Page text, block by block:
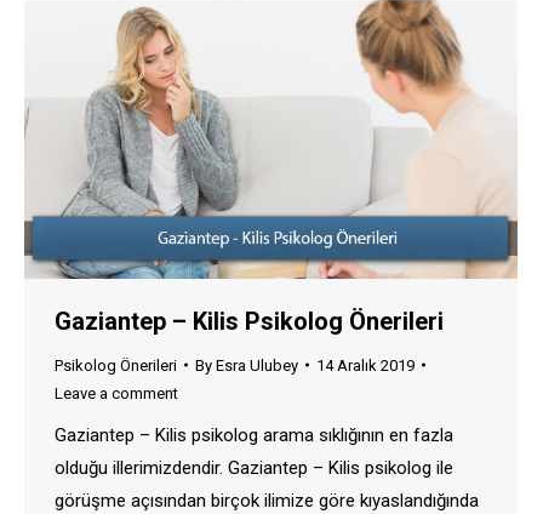
Gaziantep – Kilis Psikolog Önerileri
Psikolog Önerileri By Esra Ulubey
14 Aralık 2019
Leave a comment
Gaziantep – Kilis psikolog arama sıklığının en fazla
olduğu illerimizdendir. Gaziantep – Kilis psikolog ile
görüşme açısından birçok ilimize göre kıyaslandığında